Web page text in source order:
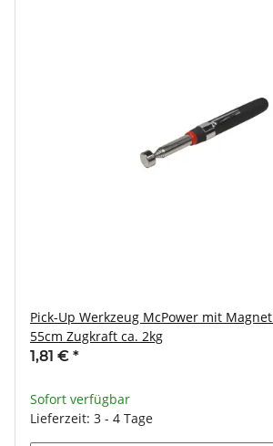
Pick-Up Werkzeug McPower mit Magnet Teleskop 15-
55cm Zugkraft ca. 2kg
1,81 € *
Sofort verfügbar
Lieferzeit: 3 - 4 Tage